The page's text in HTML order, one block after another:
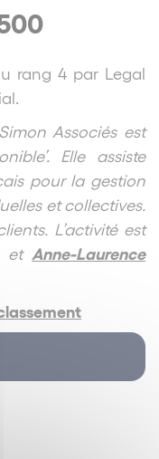
rang 4 par Legal
Associés est
Elle assiste
pour la gestion
et collectives.
L’activité est
et Anne-Laurence